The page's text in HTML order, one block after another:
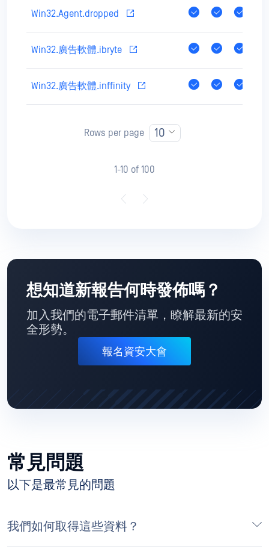
Win32.Agent.dropped
Win32.廣告軟體.ibryte
Win32.廣告軟體.inffinity
1-10 of 100
Rows per page 10
想知道新報告何時發佈嗎？
加入我們的電子郵件清單，瞭解最新的安
全形勢。
報名資安大會
常見問題
以下是最常見的問題
我們如何取得這些資料？